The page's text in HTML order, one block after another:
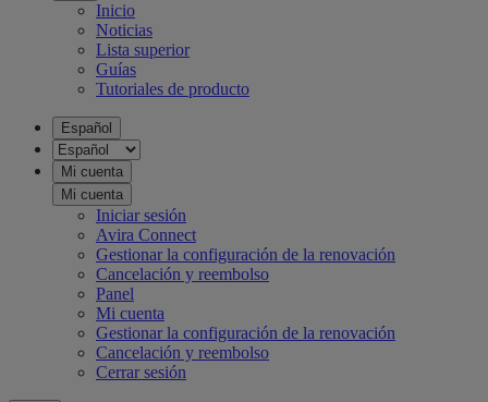
Inicio
Noticias
Lista superior
Guías
Tutoriales de producto
Español
Mi cuenta
Mi cuenta
Iniciar sesión
Avira Connect
Gestionar la configuración de la renovación
Cancelación y reembolso
Panel
Mi cuenta
Gestionar la configuración de la renovación
Cancelación y reembolso
Cerrar sesión